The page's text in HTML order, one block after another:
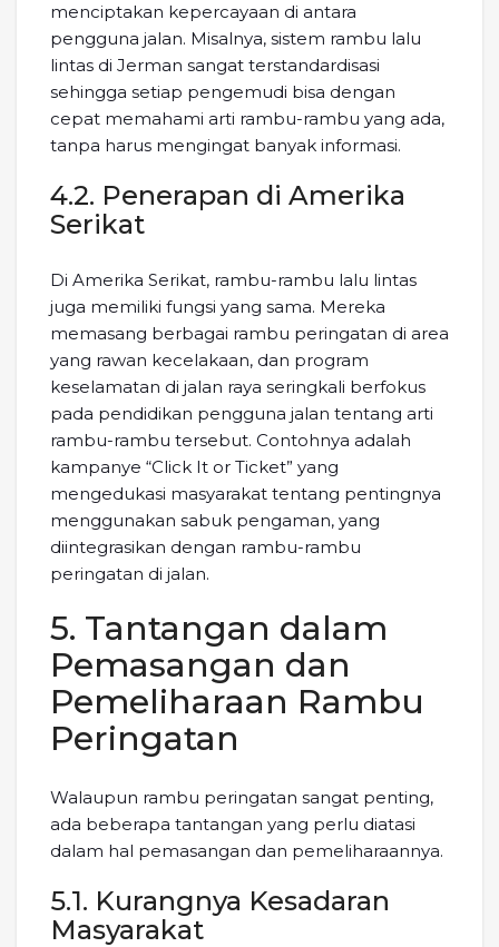
menciptakan kepercayaan di antara
pengguna jalan. Misalnya, sistem rambu lalu
lintas di Jerman sangat terstandardisasi
sehingga setiap pengemudi bisa dengan
cepat memahami arti rambu-rambu yang ada,
tanpa harus mengingat banyak informasi.
4.2. Penerapan di Amerika
Serikat
Di Amerika Serikat, rambu-rambu lalu lintas
juga memiliki fungsi yang sama. Mereka
memasang berbagai rambu peringatan di area
yang rawan kecelakaan, dan program
keselamatan di jalan raya seringkali berfokus
pada pendidikan pengguna jalan tentang arti
rambu-rambu tersebut. Contohnya adalah
kampanye “Click It or Ticket” yang
mengedukasi masyarakat tentang pentingnya
menggunakan sabuk pengaman, yang
diintegrasikan dengan rambu-rambu
peringatan di jalan.
5. Tantangan dalam
Pemasangan dan
Pemeliharaan Rambu
Peringatan
Walaupun rambu peringatan sangat penting,
ada beberapa tantangan yang perlu diatasi
dalam hal pemasangan dan pemeliharaannya.
5.1. Kurangnya Kesadaran
Masyarakat